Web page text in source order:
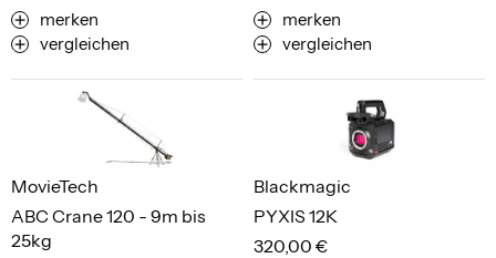
merken
vergleichen
merken
vergleichen
ABC Crane 120 - 9m bis
25kg
MovieTech
PYXIS 12K
Blackmagic
320,00 €